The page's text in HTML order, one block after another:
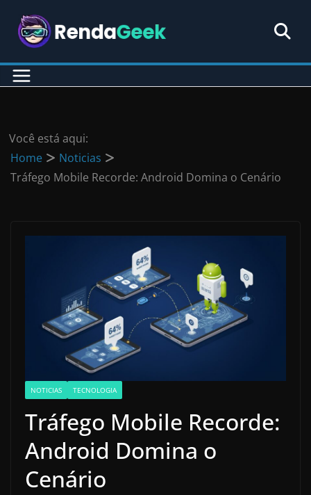
para
conteúdo
Você está aqui:
Home
Noticias
Tráfego Mobile Recorde: Android Domina o Cenário
NOTICIAS TECNOLOGIA
Tráfego Mobile Recorde:
Android Domina o
Cenário